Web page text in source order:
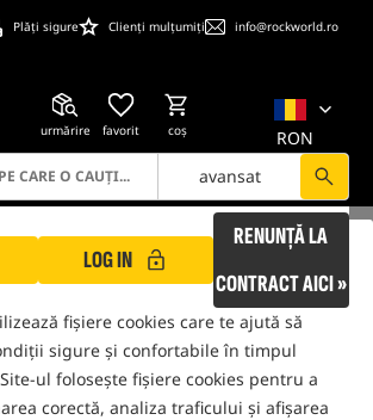
grijă de confidențialitatea ta!
fișiere cookies care te ajută să
sigure și confortabile în timpul
ul folosește fișiere cookies pentru a
corectă, analiza traficului și afișarea
Plăți sigure Clienți mulțumiți info@rockworld.ro
RON
urmărire favorit coş
avansat
LOG IN
RENUNȚĂ LA
CONTRACT AICI »
Feeder Momeală, nadă și nădire la feeder Năluci Feeder
dindepozitul nostru